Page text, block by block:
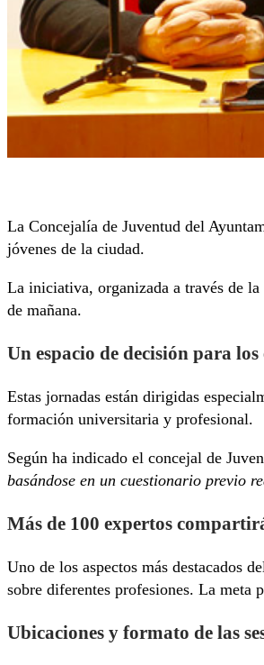
La Concejalía de Juventud del
jóvenes de la ciudad.
La iniciativa, organizada a través de
de mañana.
Un espacio de decisión para
Estas jornadas están dirigidas
formación universitaria y profesional.
Según ha indicado el concejal de
basándose en un cuestionario previo
Más de 100 expertos
Uno de los aspectos más destacados
sobre diferentes profesiones. La meta
Ubicaciones y formato de las